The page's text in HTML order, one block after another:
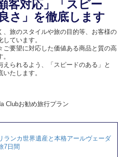
客対応」「スピー
さ」を徹底します
、旅のスタイルや旅の目的等、お客様の
ています。
ご要望に対応した価値ある商品と質の高
えられるよう、「スピードのある」と
いたします。
Clubお勧め旅行プラン
ランカ世界遺産と本格アールヴェーダ
7日間